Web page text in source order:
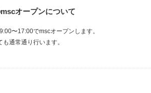
オープンについて
〜17:00でmscオープンします。
通常通り行います。